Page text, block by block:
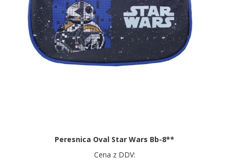
Peresnica Oval Star Wars Bb-8**
Cena z DDV: